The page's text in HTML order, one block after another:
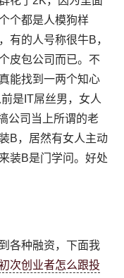
个都是人模狗样
有的人号称很牛B，
皮包公司而已。不
能找到一两个知心
是IT屌丝男，女人
公司当上所谓的老
B，居然有女人主动
装B是门学问。好处
各种融资，下面我
次创业者怎么跟投